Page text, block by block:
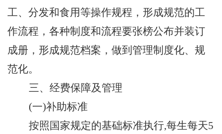
工、分发和食用等操作规程，形成规范的工
作流程，各种制度和流程要张榜公布并装订
成册，形成规范档案，做到管理制度化、规
范化。
三、经费保障及管理
(一)补助标准
按照国家规定的基础标准执行,每生每天5